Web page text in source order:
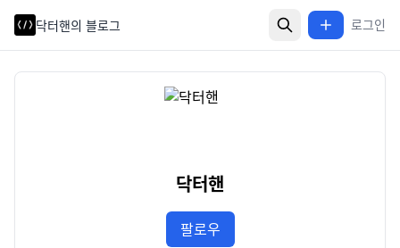
닥터핸의 블로그 로그인
닥터핸
팔로우